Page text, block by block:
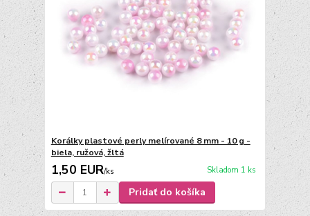
Korálky plastové perly melírované 8 mm - 10 g -
biela, ružová, žltá
1,50 EUR/ks Skladom 1 ks
Pridať do košíka